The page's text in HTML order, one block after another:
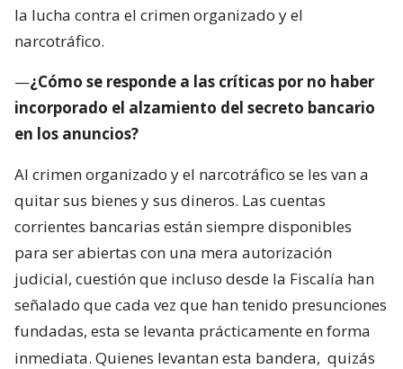
la lucha contra el crimen organizado y el
narcotráfico.
—¿Cómo se responde a las críticas por no haber
incorporado el alzamiento del secreto bancario
en los anuncios?
Al crimen organizado y el narcotráfico se les van a
quitar sus bienes y sus dineros. Las cuentas
corrientes bancarias están siempre disponibles
para ser abiertas con una mera autorización
judicial, cuestión que incluso desde la Fiscalía han
señalado que cada vez que han tenido presunciones
fundadas, esta se levanta prácticamente en forma
inmediata. Quienes levantan esta bandera, quizás